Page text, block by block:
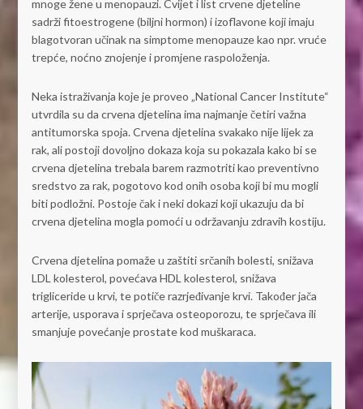
mnoge žene u menopauzi. Cvijet i list crvene djeteline
sadrži fitoestrogene (biljni hormon) i izoflavone koji imaju
blagotvoran učinak na simptome menopauze kao npr. vruće
trepće, noćno znojenje i promjene raspoloženja.
Neka istraživanja koje je proveo „National Cancer Institute“
utvrdila su da crvena djetelina ima najmanje četiri važna
antitumorska spoja. Crvena djetelina svakako nije lijek za
rak, ali postoji dovoljno dokaza koja su pokazala kako bi se
crvena djetelina trebala barem razmotriti kao preventivno
sredstvo za rak, pogotovo kod onih osoba koji bi mu mogli
biti podložni. Postoje čak i neki dokazi koji ukazuju da bi
crvena djetelina mogla pomoći u održavanju zdravih kostiju.
Crvena djetelina pomaže u zaštiti srčanih bolesti, snižava
LDL kolesterol, povećava HDL kolesterol, snižava
trigliceride u krvi, te potiče razrjeđivanje krvi. Također jača
arterije, usporava i sprječava osteoporozu, te sprječava ili
smanjuje povećanje prostate kod muškaraca.